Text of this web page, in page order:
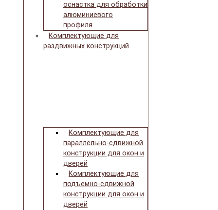
оснастка для обработки
алюминиевого
профиля
Комплектующие для
раздвижных конструкций
Комплектующие для
параллельно-сдвижной
конструкции для окон и
дверей
Комплектующие для
подъемно-сдвижной
конструкции для окон и
дверей